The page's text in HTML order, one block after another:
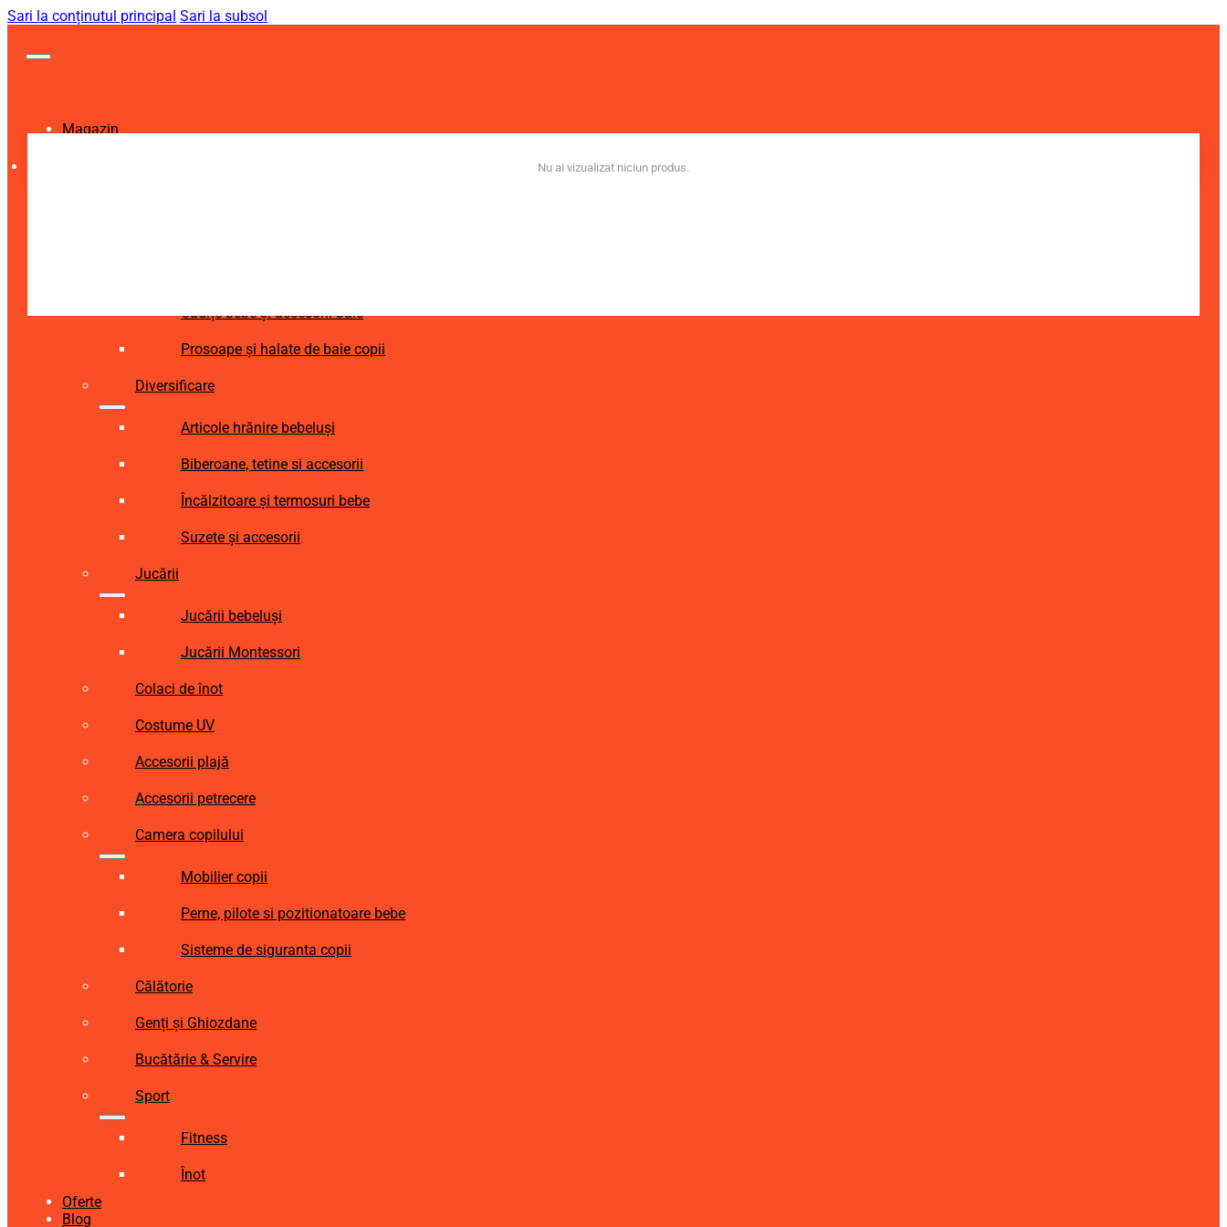
Sari la conținutul principal Sari la subsol
Magazin
Cădițe bebe și accesorii baie
Prosoape și halate de baie copii
Diversificare
Articole hrănire bebeluși
Biberoane, tetine si accesorii
Încălzitoare și termosuri bebe
Suzete și accesorii
Jucării
Jucării bebeluși
Jucării Montessori
Colaci de înot
Costume UV
Accesorii plajă
Accesorii petrecere
Camera copilului
Mobilier copii
Perne, pilote si pozitionatoare bebe
Sisteme de siguranta copii
Călătorie
Genți și Ghiozdane
Bucătărie & Servire
Sport
Fitness
Înot
Oferte
Blog
Nu ai vizualizat niciun produs.